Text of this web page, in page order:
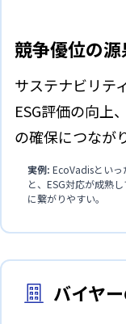
競争優位の源
サステナビリテ
ESG評価の向上
の確保につなが
実例: EcoVadisといっ
と、ESG対応が成熟
に繋がりやすい。
バイヤ